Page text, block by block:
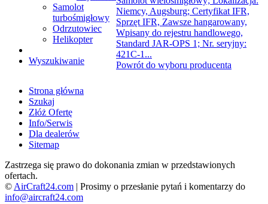
Samolot
turbośmigłowy
Odrzutowiec
Helikopter
Wyszukiwanie
Niemcy, Augsburg; Certyfikat IFR,
Sprzęt IFR, Zawsze hangarowany,
Wpisany do rejestru handlowego,
Standard JAR-OPS 1; Nr. seryjny:
421C-1...
Powrót do wyboru producenta
Strona główna
Szukaj
Złóż Ofertę
Info/Serwis
Dla dealerów
Sitemap
Zastrzega się prawo do dokonania zmian w przedstawionych
ofertach.
© AirCraft24.com | Prosimy o przesłanie pytań i komentarzy do
info@aircraft24.com